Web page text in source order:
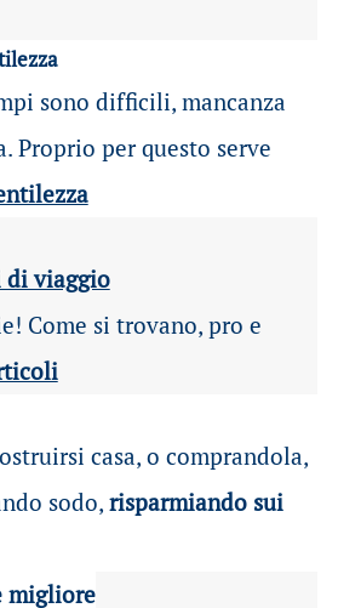
sono difficili, mancanza
Proprio per questo serve
di viaggio
Come si trovano, pro e
casa, o comprandola,
sodo,risparmiando sui